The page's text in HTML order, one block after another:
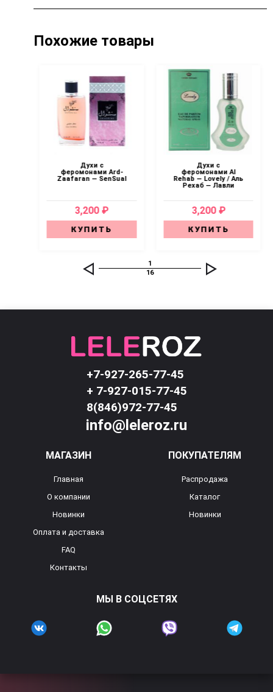
Похожие товары
Духи с
феромонами Ard-
Zaafaran — SenSual
3,200 ₽
КУПИТЬ
Духи с
феромонами Al
Rehab — Lovely / Аль
Рехаб — Лавли
3,200 ₽
КУПИТЬ
1
16
+7-927-265-77-45
+ 7-927-015-77-45
8(846)972-77-45
info@leleroz.ru
МАГАЗИН
Главная
О компании
Новинки
Оплата и доставка
FAQ
Контакты
ПОКУПАТЕЛЯМ
Распродажа
Каталог
Новинки
МЫ В СОЦСЕТЯХ